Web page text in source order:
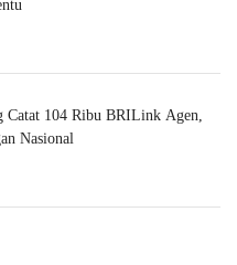
Catat 104 Ribu BRILink Agen,
Nasional